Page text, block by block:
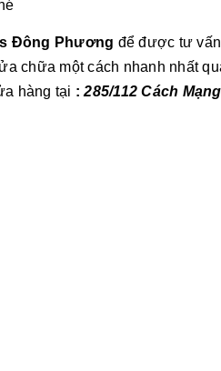
Đông Phương để được tư
chữa một cách nhanh nhất
hàng tại :285/112 Cách